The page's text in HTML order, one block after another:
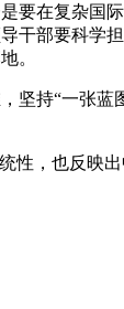
复杂国际
部要科学
。
持“一张蓝
，也反映